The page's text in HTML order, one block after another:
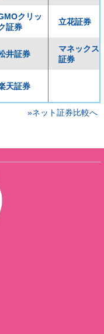
クリッ
証券
立花証券
井証券
マネックス
証券
天証券
»ネット証券比較へ